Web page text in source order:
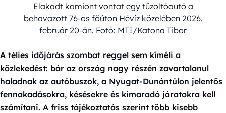
Elakadt kamiont vontat egy tűzoltóautó a
behavazott 76-os főúton Hévíz közelében 2026.
február 20-án. Fotó: MTI/Katona Tibor
A télies időjárás szombat reggel sem kíméli a
közlekedést: bár az ország nagy részén zavartalanul
haladnak az autóbuszok, a Nyugat-Dunántúlon jelentős
fennakadásokra, késésekre és kimaradó járatokra kell
számítani. A friss tájékoztatás szerint több kisebb